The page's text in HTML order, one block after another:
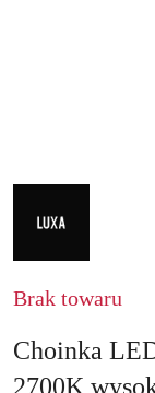
NAZWA
LUXA
Brak towaru
Choinka
2700K